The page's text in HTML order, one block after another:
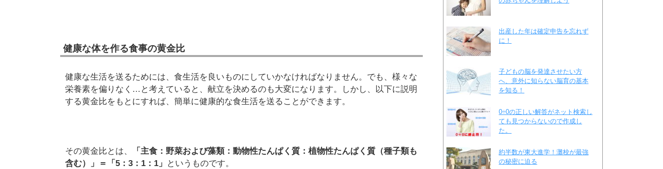
健康な体を作る食事の黄金比
健康な生活を送るためには、食生活を良いものにしていかなければなりません。でも、様々な
栄養素を偏りなく…と考えていると、献立を決めるのも大変になります。しかし、以下に説明
する黄金比をもとにすれば、簡単に健康的な食生活を送ることができます。
その黄金比とは、
「主食：野菜および藻類：動物性たんぱく質：植物性たんぱく質（種子類も
含む）」＝「5：3：1：1」
というものです。
出産した年は確定申告を忘れず
に！
子どもの脳を発達させたい方
へ、意外に知らない脳育の基本
を知る！
0÷0の正しい解答がネット検索し
ても見つからないので作成し
た。
約半数が東大進学！灘校が最強
の秘密に迫る